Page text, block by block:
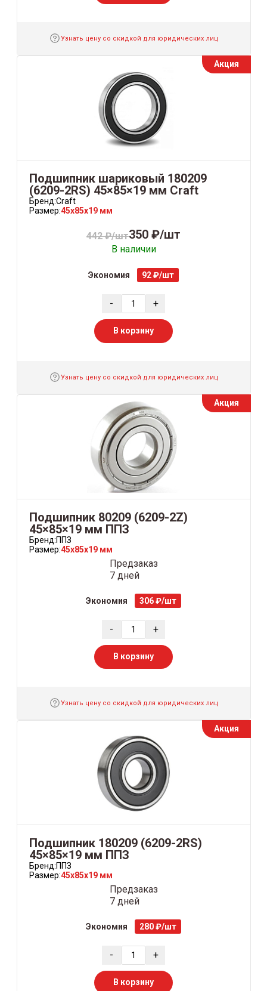
Узнать цену со скидкой для юридических лиц
Акция
Подшипник шариковый 180209
(6209-2RS) 45×85×19 мм Craft
Бренд:Craft
Размер:45x85x19 мм
442 ₽/шт350 ₽/шт
В наличии
Экономия 92 ₽/шт
- +
В корзину
Узнать цену со скидкой для юридических лиц
Акция
Подшипник 80209 (6209-2Z)
45×85×19 мм ППЗ
Бренд:ППЗ
Размер:45x85x19 мм
Предзаказ
7 дней
Экономия 306 ₽/шт
- +
В корзину
Узнать цену со скидкой для юридических лиц
Акция
Подшипник 180209 (6209-2RS)
45×85×19 мм ППЗ
Бренд:ППЗ
Размер:45x85x19 мм
Предзаказ
7 дней
Экономия 280 ₽/шт
- +
В корзину